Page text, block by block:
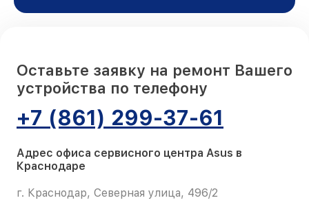
Оставьте заявку на ремонт Вашего
устройства по телефону
+7 (861) 299-37-61
Адрес офиса сервисного центра Asus в
Краснодаре
г. Краснодар, Северная улица, 496/2